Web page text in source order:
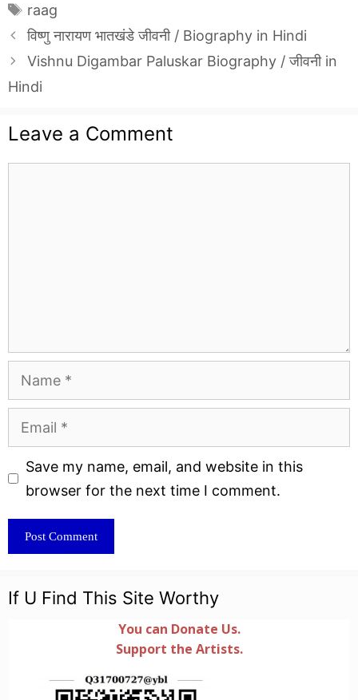
Tags
raag
विष्णु नारायण भातखंडे जीवनी / Biography in Hindi
Vishnu Digambar Paluskar Biography / जीवनी in
Hindi
Leave a Comment
Name
Email
Website
Save my name, email, and website in this
browser for the next time I comment.
If U Find This Site Worthy